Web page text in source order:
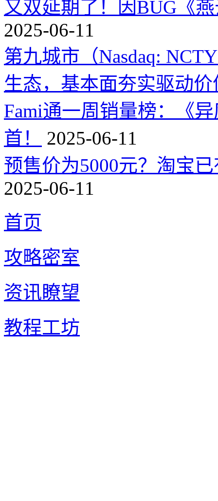
又双延期了！因BUG《
2025-06-11
第九城市（Nasdaq:
生态，基本面夯实驱动价
Fami通一周销量榜：《
首！
2025-06-11
预售价为5000元？淘宝
2025-06-11
首页
攻略密室
资讯瞭望
教程工坊